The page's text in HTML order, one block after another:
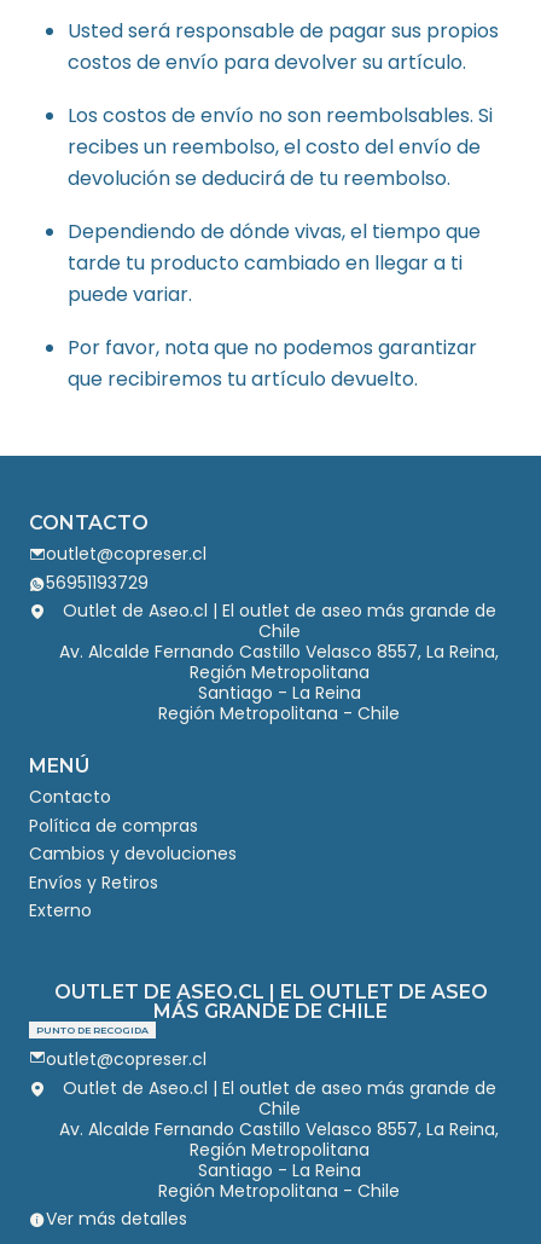
Usted será responsable de pagar sus propios
costos de envío para devolver su artículo.
Los costos de envío no son reembolsables. Si
recibes un reembolso, el costo del envío de
devolución se deducirá de tu reembolso.
Dependiendo de dónde vivas, el tiempo que
tarde tu producto cambiado en llegar a ti
puede variar.
Por favor, nota que no podemos garantizar
que recibiremos tu artículo devuelto.
CONTACTO
outlet@copreser.cl
56951193729
Outlet de Aseo.cl | El outlet de aseo más grande de
Chile
Av. Alcalde Fernando Castillo Velasco 8557, La Reina,
Región Metropolitana
Santiago - La Reina
Región Metropolitana - Chile
MENÚ
Contacto
Política de compras
Cambios y devoluciones
Envíos y Retiros
Externo
OUTLET DE ASEO.CL | EL OUTLET DE ASEO
MÁS GRANDE DE CHILE
PUNTO DE RECOGIDA
outlet@copreser.cl
Outlet de Aseo.cl | El outlet de aseo más grande de
Chile
Av. Alcalde Fernando Castillo Velasco 8557, La Reina,
Región Metropolitana
Santiago - La Reina
Región Metropolitana - Chile
Ver más detalles